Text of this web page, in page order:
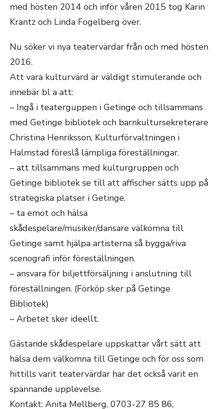
med hösten 2014 och inför våren 2015 tog Karin
Krantz och Linda Fogelberg över.
Nu söker vi nya teatervärdar från och med hösten
2016.
Att vara kulturvärd är väldigt stimulerande och
innebär bl a att:
– Ingå i teaterguppen i Getinge och tillsammans
med Getinge bibliotek och barnkultursekreterare
Christina Henriksson, Kulturförvaltningen i
Halmstad föreslå lämpliga föreställningar.
– att tillsammans med kulturgruppen och
Getinge bibliotek se till att affischer sätts upp på
strategiska platser i Getinge.
– ta emot och hälsa
skådespelare/musiker/dansare välkomna till
Getinge samt hjälpa artisterna så bygga/riva
scenografi inför föreställningen.
– ansvara för biljettförsäljning i anslutning till
föreställningen. (Förköp sker på Getinge
Bibliotek)
– Arbetet sker ideellt.
Gästande skådespelare uppskattar vårt sätt att
hälsa dem välkomna till Getinge och för oss som
hittills varit teatervärdar har det också varit en
spännande upplevelse.
Kontakt: Anita Mellberg, 0703-27 85 86,